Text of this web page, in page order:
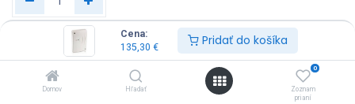
Cena:
135,30 € Pridať do košíka
Domov Hľadať
0
Zoznam
prianí
Pridať do košíka Kúp Hneď